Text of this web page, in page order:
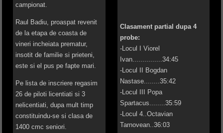
campionat.
Raul Badiu, proaspat revenit
de la etapa de coasta de
vineri incheiata prematur,
insotit de familie si prieteni,
este si el pus pe fapte mari.
Pe lista de inscriere regasim
26 de piloti licentiati si 3
nelicentiati, dupa mult timp
constituindu-se si clasa de
1400 cmc seniori.
Clasament partial dupa 4
probe:
-Locul I Viorel
Ivan...............34:45
-Locul II Bogdan
Nastase........35:42
-Locul III Popa
Spartacus........35:59
-Locul 4..Octavian
Tarnovean..36:03